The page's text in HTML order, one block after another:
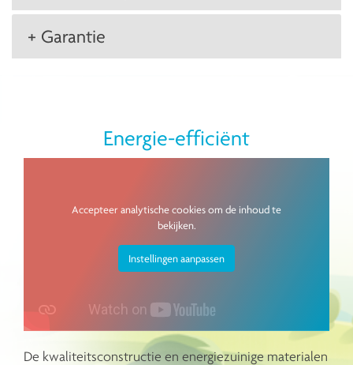
+ Garantie
Energie-efficiënt
Accepteer analytische cookies om de inhoud te
bekijken.
Instellingen aanpassen
De kwaliteitsconstructie en energiezuinige materialen